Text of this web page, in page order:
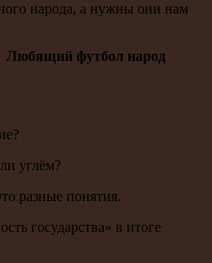
народа, а нужны они нам
Любящий футбол народ
углём?
разные понятия.
государства» в итоге